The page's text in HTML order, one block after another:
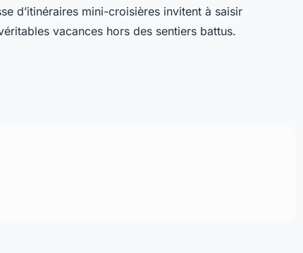
d’itinéraires mini-croisières invitent à saisir
vacances hors des sentiers battus.